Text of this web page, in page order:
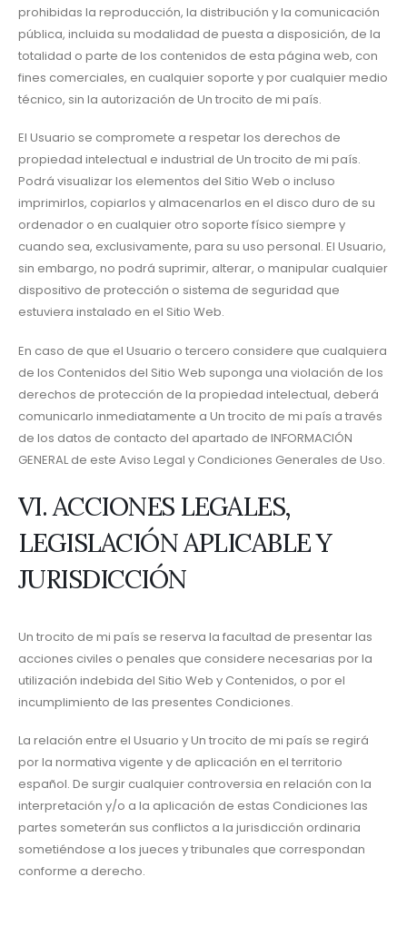
prohibidas la reproducción, la distribución y la comunicación
pública, incluida su modalidad de puesta a disposición, de la
totalidad o parte de los contenidos de esta página web, con
fines comerciales, en cualquier soporte y por cualquier medio
técnico, sin la autorización de Un trocito de mi país.
El Usuario se compromete a respetar los derechos de
propiedad intelectual e industrial de Un trocito de mi país.
Podrá visualizar los elementos del Sitio Web o incluso
imprimirlos, copiarlos y almacenarlos en el disco duro de su
ordenador o en cualquier otro soporte físico siempre y
cuando sea, exclusivamente, para su uso personal. El Usuario,
sin embargo, no podrá suprimir, alterar, o manipular cualquier
dispositivo de protección o sistema de seguridad que
estuviera instalado en el Sitio Web.
En caso de que el Usuario o tercero considere que cualquiera
de los Contenidos del Sitio Web suponga una violación de los
derechos de protección de la propiedad intelectual, deberá
comunicarlo inmediatamente a Un trocito de mi país a través
de los datos de contacto del apartado de INFORMACIÓN
GENERAL de este Aviso Legal y Condiciones Generales de Uso.
VI. ACCIONES LEGALES,
LEGISLACIÓN APLICABLE Y
JURISDICCIÓN
Un trocito de mi país se reserva la facultad de presentar las
acciones civiles o penales que considere necesarias por la
utilización indebida del Sitio Web y Contenidos, o por el
incumplimiento de las presentes Condiciones.
La relación entre el Usuario y Un trocito de mi país se regirá
por la normativa vigente y de aplicación en el territorio
español. De surgir cualquier controversia en relación con la
interpretación y/o a la aplicación de estas Condiciones las
partes someterán sus conflictos a la jurisdicción ordinaria
sometiéndose a los jueces y tribunales que correspondan
conforme a derecho.